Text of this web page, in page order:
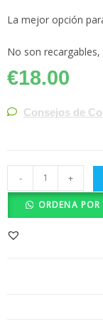
La mejor opción
No son
€18.00
Consejos de
- +
ORDENA